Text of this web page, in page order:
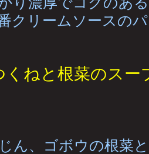
クリームソースの
くねと根菜のスー
ん、ゴボウの根菜